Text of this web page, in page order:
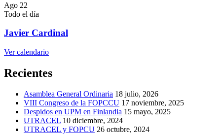
Ago 22
Todo el día
Javier Cardinal
Ver calendario
Recientes
Asamblea General Ordinaria 18 julio, 2026
VIII Congreso de la FOPCCU 17 noviembre, 2025
Despidos en UPM en Finlandia 15 mayo, 2025
UTRACEL 10 diciembre, 2024
UTRACEL y FOPCU 26 octubre, 2024